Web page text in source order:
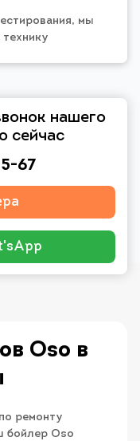
мы
нашего
сейчас
67
Oso в
ремонту
бойлер Oso